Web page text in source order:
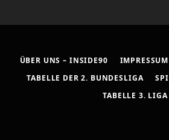
ÜBER UNS – INSIDE90 IMPRESSUM
TABELLE DER 2. BUNDESLIGA
TABELLE 3. LIGA